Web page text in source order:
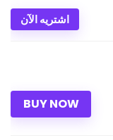
اشتريه الآن
BUY NOW